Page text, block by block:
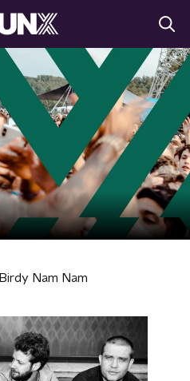
Birdy Nam Nam